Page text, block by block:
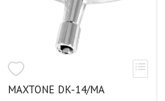
MAXTONE DK-14/MA